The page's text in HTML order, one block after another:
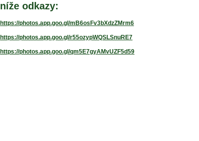
níže odkazy:
https://photos.app.goo.gl/mB6osFv3bXdzZMrm6
https://photos.app.goo.gl/r55ozypWQSLSnuRE7
https://photos.app.goo.gl/qm5E7gyAMvUZF5d59